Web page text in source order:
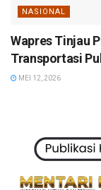
NASIONAL
Wapres Tinjau
Transportasi
MEI 12, 2026